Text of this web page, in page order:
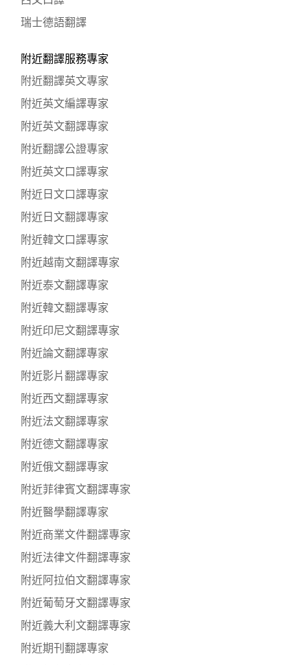
瑞士德語翻譯
附近翻譯服務專家
附近翻譯英文專家
附近英文編譯專家
附近英文翻譯專家
附近翻譯公證專家
附近英文口譯專家
附近日文口譯專家
附近日文翻譯專家
附近韓文口譯專家
附近越南文翻譯專家
附近泰文翻譯專家
附近韓文翻譯專家
附近印尼文翻譯專家
附近論文翻譯專家
附近影片翻譯專家
附近西文翻譯專家
附近法文翻譯專家
附近德文翻譯專家
附近俄文翻譯專家
附近菲律賓文翻譯專家
附近醫學翻譯專家
附近商業文件翻譯專家
附近法律文件翻譯專家
附近阿拉伯文翻譯專家
附近葡萄牙文翻譯專家
附近義大利文翻譯專家
附近期刊翻譯專家